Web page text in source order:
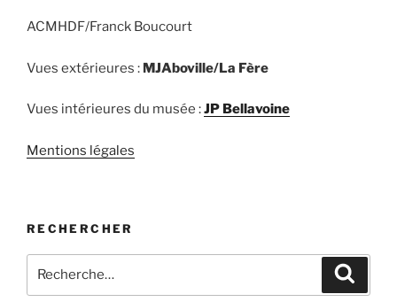
ACMHDF/Franck Boucourt
Vues extérieures : MJAboville/La Fère
Vues intérieures du musée :JP Bellavoine
Mentions légales
RECHERCHER
pour